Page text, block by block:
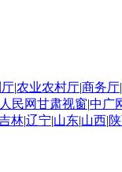
|农业农村厅|商务厅|
人民网甘肃视窗|中广
林|辽宁|山东|山西|